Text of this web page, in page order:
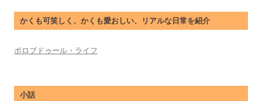
かくも可笑しく、かくも愛おしい、リアルな日常を紹介
ボロブドゥール・ライフ
小話